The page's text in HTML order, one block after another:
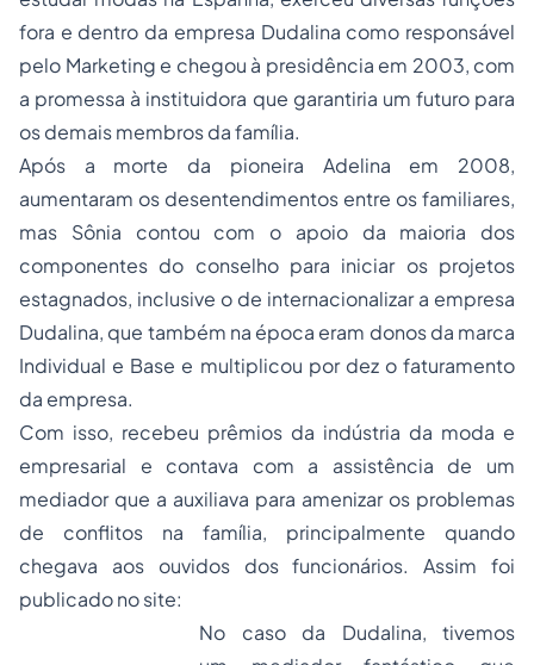
fora e dentro da empresa Dudalina como responsável
pelo Marketing e chegou à presidência em 2003, com
a promessa à instituidora que garantiria um futuro para
os demais membros da família.
Após a morte da pioneira Adelina em 2008,
aumentaram os desentendimentos entre os familiares,
mas Sônia contou com o apoio da maioria dos
componentes do conselho para iniciar os projetos
estagnados, inclusive o de internacionalizar a empresa
Dudalina, que também na época eram donos da marca
Individual e Base e multiplicou por dez o faturamento
da empresa.
Com isso, recebeu prêmios da indústria da moda e
empresarial e contava com a assistência de um
mediador que a auxiliava para amenizar os problemas
de conflitos na família, principalmente quando
chegava aos ouvidos dos funcionários. Assim foi
publicado no site:
No caso da Dudalina, tivemos